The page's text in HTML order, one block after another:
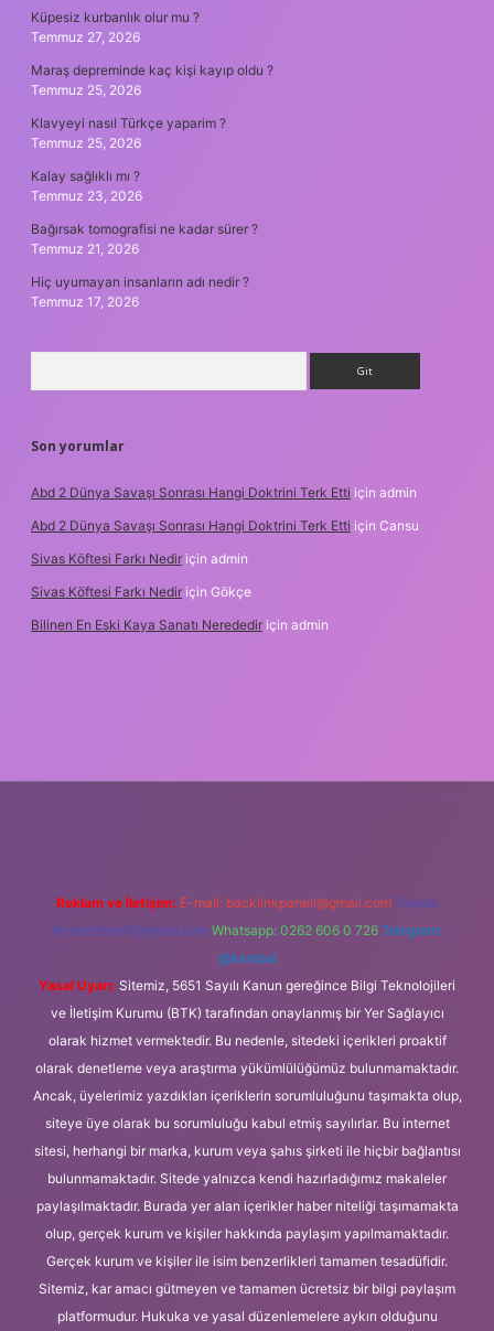
Küpesiz kurbanlık olur mu ?
Temmuz 27, 2026
Maraş depreminde kaç kişi kayıp oldu ?
Temmuz 25, 2026
Klavyeyi nasıl Türkçe yaparim ?
Temmuz 25, 2026
Kalay sağlıklı mı ?
Temmuz 23, 2026
Bağırsak tomografisi ne kadar sürer ?
Temmuz 21, 2026
Hiç uyumayan insanların adı nedir ?
Temmuz 17, 2026
Son yorumlar
Abd 2 Dünya Savaşı Sonrası Hangi Doktrini Terk Etti için admin
Abd 2 Dünya Savaşı Sonrası Hangi Doktrini Terk Etti için Cansu
Sivas Köftesi Farkı Nedir için admin
Sivas Köftesi Farkı Nedir için Gökçe
Bilinen En Eski Kaya Sanatı Nerededir için admin
Reklam ve İletişim: E-mail: backlinkpaneli@gmail.com Teams:
forumhizmeti@gmail.com Whatsapp: 0262 606 0 726 Telegram:
@karabul
Yasal Uyarı: Sitemiz, 5651 Sayılı Kanun gereğince Bilgi Teknolojileri
ve İletişim Kurumu (BTK) tarafından onaylanmış bir Yer Sağlayıcı
olarak hizmet vermektedir. Bu nedenle, sitedeki içerikleri proaktif
olarak denetleme veya araştırma yükümlülüğümüz bulunmamaktadır.
Ancak, üyelerimiz yazdıkları içeriklerin sorumluluğunu taşımakta olup,
siteye üye olarak bu sorumluluğu kabul etmiş sayılırlar. Bu internet
sitesi, herhangi bir marka, kurum veya şahıs şirketi ile hiçbir bağlantısı
bulunmamaktadır. Sitede yalnızca kendi hazırladığımız makaleler
paylaşılmaktadır. Burada yer alan içerikler haber niteliği taşımamakta
olup, gerçek kurum ve kişiler hakkında paylaşım yapılmamaktadır.
Gerçek kurum ve kişiler ile isim benzerlikleri tamamen tesadüfidir.
Sitemiz, kar amacı gütmeyen ve tamamen ücretsiz bir bilgi paylaşım
platformudur. Hukuka ve yasal düzenlemelere aykırı olduğunu